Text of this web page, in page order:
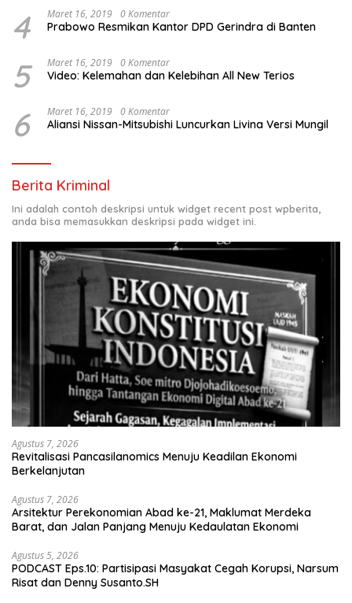
4 Maret 16, 2019 0 Komentar
Prabowo Resmikan Kantor DPD Gerindra di Banten
5 Maret 16, 2019 0 Komentar
Video: Kelemahan dan Kelebihan All New Terios
6 Maret 16, 2019 0 Komentar
Aliansi Nissan-Mitsubishi Luncurkan Livina Versi Mungil
Berita Kriminal
Ini adalah contoh deskripsi untuk widget recent post wpberita,
anda bisa memasukkan deskripsi pada widget ini.
Agustus 7, 2026
Revitalisasi Pancasilanomics Menuju Keadilan Ekonomi
Berkelanjutan
Agustus 7, 2026
Arsitektur Perekonomian Abad ke-21, Maklumat Merdeka
Barat, dan Jalan Panjang Menuju Kedaulatan Ekonomi
Agustus 5, 2026
PODCAST Eps.10: Partisipasi Masyakat Cegah Korupsi, Narsum
Risat dan Denny Susanto.SH